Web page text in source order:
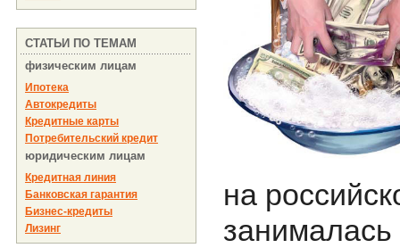
СТАТЬИ ПО ТЕМАМ
физическим лицам
Ипотека
Автокредиты
Кредитные карты
Потребительский кредит
юридическим лицам
Кредитная линия
Банковская гарантия
Бизнес-кредиты
Лизинг
на